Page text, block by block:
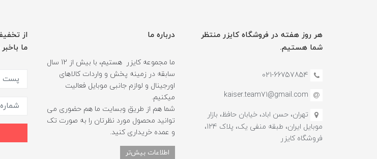
هر روز هفته در فروشگاه کایزر منتظر
شما هستیم.
021-66757854
kaiser.team71@gmail.com
تهران، حسن اباد، خیابان حافظ، بازار
موبایل ایران، طبقه منفی یک، پلاک 124،
فروشگاه کایزر
درباره ما
ما مجموعه کایزر هستیم، با بیش از 12 سال
سابقه در زمینه پخش و واردات کالاهای
اورجینال و لوازم جانبی موبایل فعالیت
میکنیم.
شما هم از طریق وبسایت ما هم حضوری می
توانید محصول مورد نظرتان را به صورت تک
و عمده خریداری کنید.
اطلاعات بیش‌تر
از
ما